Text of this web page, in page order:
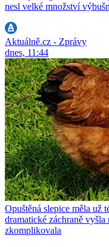
nesl velké množství
Aktuálně.cz - Zprávy
dnes, 11:44
Opuštěná slepice měla už
dramatické záchraně
zkomplikovala